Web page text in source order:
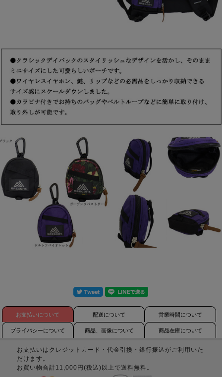
お支払いについて 配送について 営業時間について
プライバシーについて 商品、画像について 商品在庫について
お支払いはクレジットカード・代金引換・銀行振込がご利用いた
だけます。
お買い物合計11,000円(税込)以上で送料無料。